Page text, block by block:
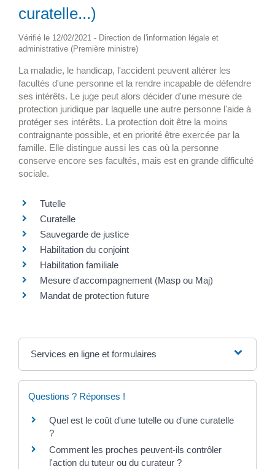
curatelle...)
Vérifié le 12/02/2021 - Direction de l'information légale et
administrative (Première ministre)
La maladie, le handicap, l'accident peuvent altérer les
facultés d'une personne et la rendre incapable de défendre
ses intérêts. Le juge peut alors décider d'une mesure de
protection juridique par laquelle une autre personne l'aide à
protéger ses intérêts. La protection doit être la moins
contraignante possible, et en priorité être exercée par la
famille. Elle distingue aussi les cas où la personne
conserve encore ses facultés, mais est en grande difficulté
sociale.
Tutelle
Curatelle
Sauvegarde de justice
Habilitation du conjoint
Habilitation familiale
Mesure d'accompagnement (Masp ou Maj)
Mandat de protection future
Services en ligne et formulaires
Questions ? Réponses !
Quel est le coût d'une tutelle ou d'une curatelle
?
Comment les proches peuvent-ils contrôler
l'action du tuteur ou du curateur ?